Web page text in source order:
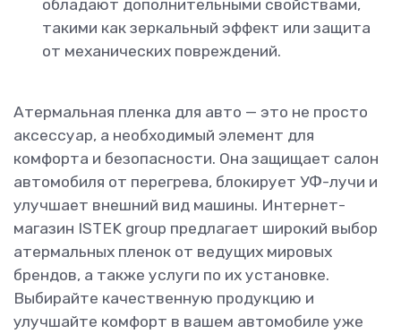
обладают дополнительными свойствами,
такими как зеркальный эффект или защита
от механических повреждений.
Атермальная пленка для авто — это не просто
аксессуар, а необходимый элемент для
комфорта и безопасности. Она защищает салон
автомобиля от перегрева, блокирует УФ-лучи и
улучшает внешний вид машины. Интернет-
магазин ISTEK group предлагает широкий выбор
атермальных пленок от ведущих мировых
брендов, а также услуги по их установке.
Выбирайте качественную продукцию и
улучшайте комфорт в вашем автомобиле уже